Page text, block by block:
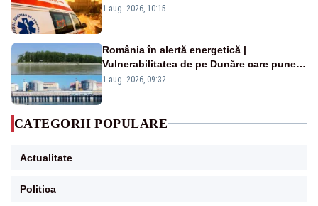
duminică. Temperaturile urcă spre 40°C
1 aug. 2026, 10:15
România în alertă energetică |
Vulnerabilitatea de pe Dunăre care pune
în pericol Centrala Cernavodă era
1 aug. 2026, 09:32
CATEGORII POPULARE
Actualitate
Politica